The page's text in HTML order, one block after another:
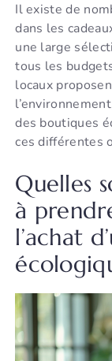
Il existe de
dans les
une large
tous les
locaux
des boutiques
ces différentes
Quelles
à
l’achat